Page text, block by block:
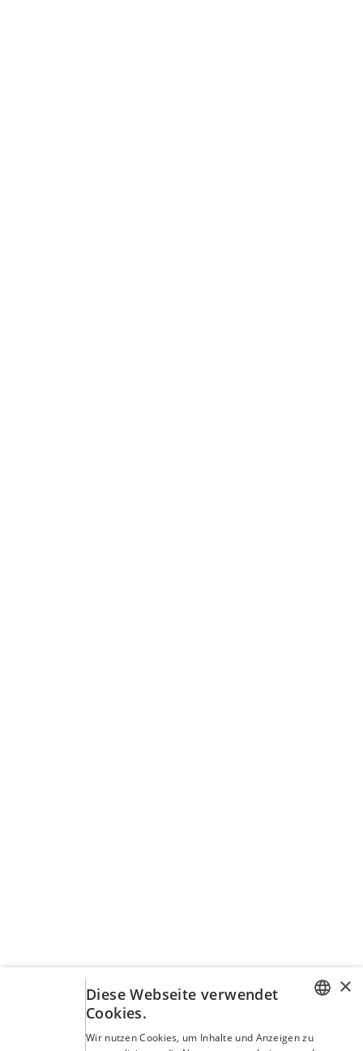
×
Diese Webseite verwendet
Cookies.
Wir nutzen Cookies, um Inhalte und Anzeigen zu